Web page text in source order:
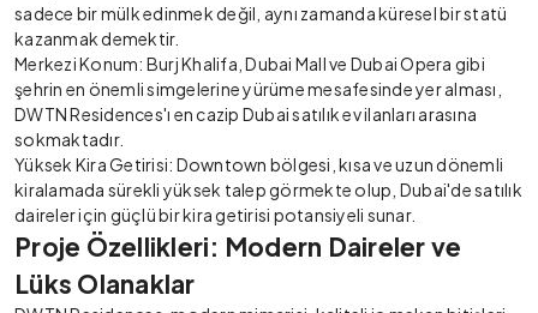
sadece bir mülk edinmek değil, aynı zamanda küresel bir statü
kazanmak demektir.
Merkezi Konum: Burj Khalifa, Dubai Mall ve Dubai Opera gibi
şehrin en önemli simgelerine yürüme mesafesinde yer alması,
DWTN Residences'ı en cazip Dubai satılık ev ilanları arasına
sokmaktadır.
Yüksek Kira Getirisi: Downtown bölgesi, kısa ve uzun dönemli
kiralamada sürekli yüksek talep görmekte olup, Dubai'de satılık
daireler için güçlü bir kira getirisi potansiyeli sunar.
Proje Özellikleri: Modern Daireler ve
Lüks Olanaklar